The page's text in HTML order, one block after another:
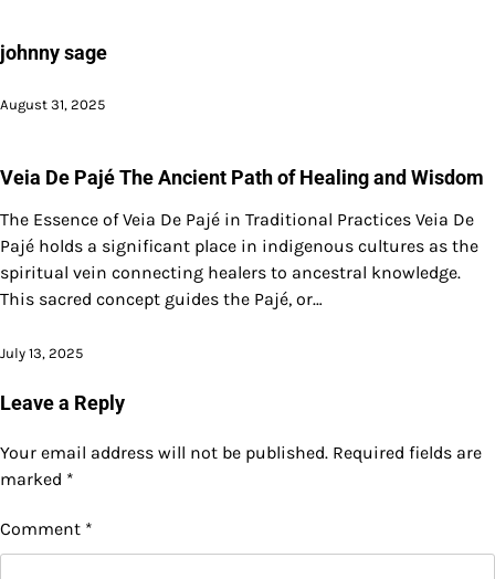
johnny sage
August 31, 2025
Veia De Pajé The Ancient Path of Healing and Wisdom
The Essence of Veia De Pajé in Traditional Practices Veia De
Pajé holds a significant place in indigenous cultures as the
spiritual vein connecting healers to ancestral knowledge.
This sacred concept guides the Pajé, or…
July 13, 2025
Leave a Reply
Your email address will not be published. Required fields are
marked *
Comment *